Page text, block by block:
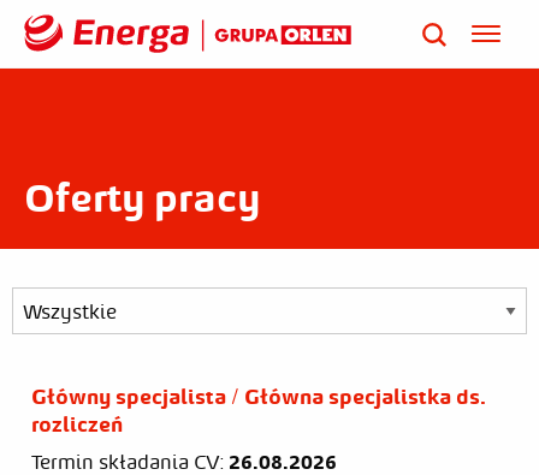
Oferty pracy
Główny specjalista / Główna specjalistka ds.
rozliczeń
Termin składania CV: 26.08.2026